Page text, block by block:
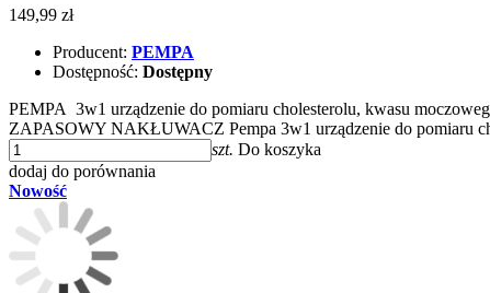
149,99 zł
Producent: PEMPA
Dostępność: Dostępny
PEMPA 3w1 urządzenie do pomiaru cholesterolu, kwasu
ZAPASOWY NAKŁUWACZ Pempa 3w1 urządzenie do pomiaru
szt. Do koszyka
dodaj do porównania
Nowość